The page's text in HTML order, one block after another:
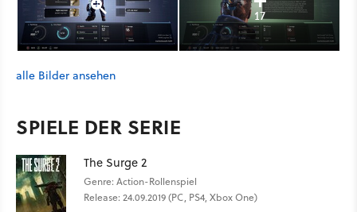
17
alle Bilder ansehen
SPIELE DER SERIE
The Surge 2
Genre: Action-Rollenspiel
Release: 24.09.2019 (PC, PS4, Xbox One)